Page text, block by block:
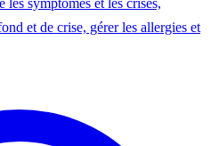
et de crise, gérer les allergies et